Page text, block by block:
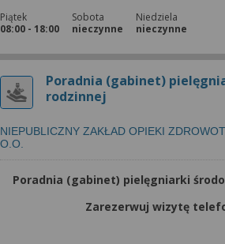
Piątek
08:00 - 18:00
Sobota
nieczynne
Niedziela
nieczynne
Poradnia (gabinet)
rodzinnej
NIEPUBLICZNY ZAKŁAD OPIEKI
O.O.
Poradnia (gabinet) pielęgniarki
Zarezerwuj wizytę